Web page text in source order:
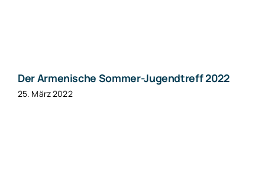
Der Armenische Sommer-Jugendtreff 2022
25. März 2022